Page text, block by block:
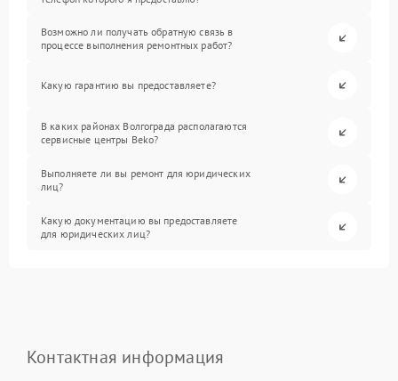
Возможно ли получать обратную связь в
процессе выполнения ремонтных работ?
Какую гарантию вы предоставляете?
В каких районах Волгограда располагаются
сервисные центры Beko?
Выполняете ли вы ремонт для юридических
лиц?
Какую документацию вы предоставляете
для юридических лиц?
Контактная информация